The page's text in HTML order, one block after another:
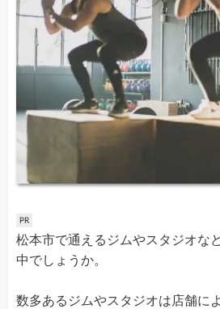
松本市で通えるジムやスタジオな
中でしょうか。
数多あるジムやスタジオは店舗に